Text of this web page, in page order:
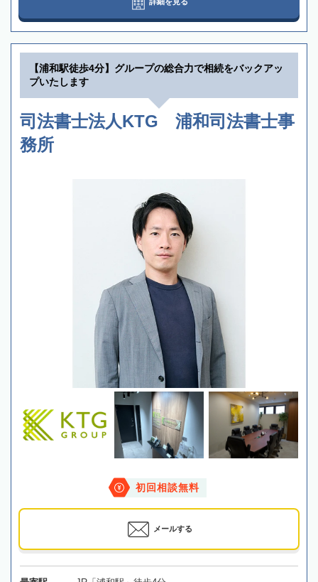
【浦和駅徒歩4分】グループの総合力で相続をバックアッ
プいたします
司法書士法人KTG 浦和司法書士事
務所
初回相談無料
メールする